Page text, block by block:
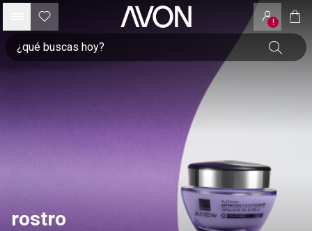
!
rostro